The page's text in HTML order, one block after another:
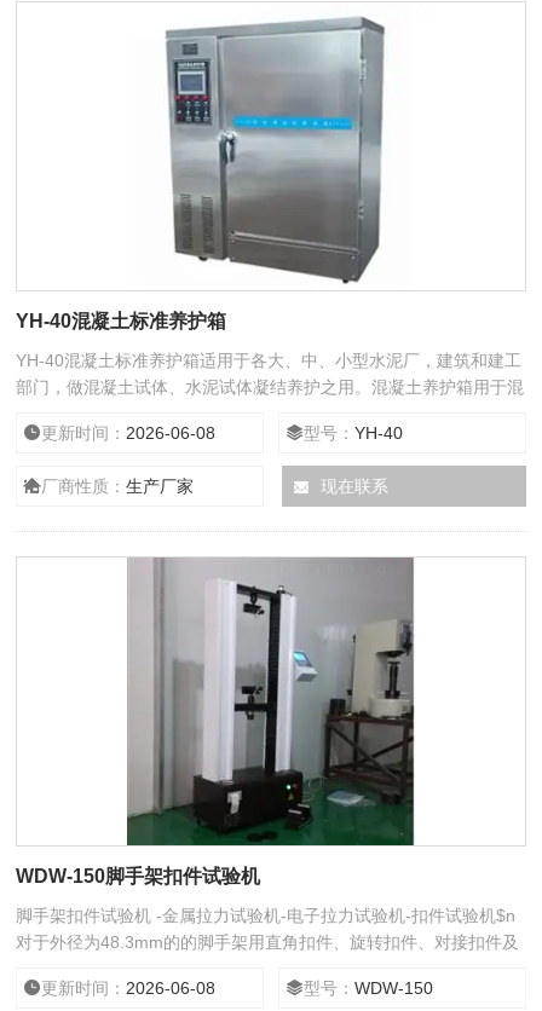
YH-40混凝土标准养护箱
YH-40混凝土标准养护箱适用于各大、中、小型水泥厂，建筑和建工
部门，做混凝土试体、水泥试体凝结养护之用。混凝土养护箱用于混
用超声波加湿、大功率压缩机、双层真空玻璃门、温湿度数显智能仪
表可装微型打印机，是试验室、质检中心对砼试件养护的理想设备。
更新时间： 2026-06-08 型号：YH-40
厂商性质：生产厂家 现在联系
WDW-150脚手架扣件试验机
脚手架扣件试验机 -金属拉力试验机-电子拉力试验机-扣件试验机$n
对于外径为48.3mm的的脚手架用直角扣件、旋转扣件、对接扣件及
更新时间： 2026-06-08 型号：WDW-150